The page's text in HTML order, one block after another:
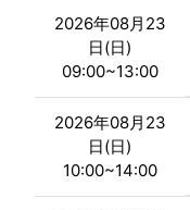
2026年08月23
日(日)
09:00~13:00
2026年08月23
日(日)
10:00~14:00